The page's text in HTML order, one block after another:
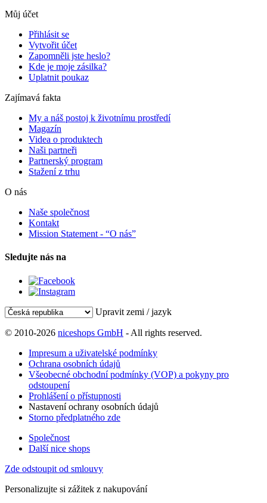
Můj účet
Přihlásit se
Vytvořit účet
Zapomněli jste heslo?
Kde je moje zásilka?
Uplatnit poukaz
Zajímavá fakta
My a náš postoj k životnímu prostředí
Magazín
Videa o produktech
Naši partneři
Partnerský program
Stažení z trhu
O nás
Naše společnost
Kontakt
Mission Statement - “O nás”
Sledujte nás na
Upravit zemi / jazyk
© 2010-2026 niceshops GmbH - All rights reserved.
Impresum a uživatelské podmínky
Ochrana osobních údajů
Všeobecné obchodní podmínky (VOP) a pokyny pro
odstoupení
Prohlášení o přístupnosti
Nastavení ochrany osobních údajů
Storno předplatného zde
Společnost
Další nice shops
Zde odstoupit od smlouvy
Personalizujte si zážitek z nakupování